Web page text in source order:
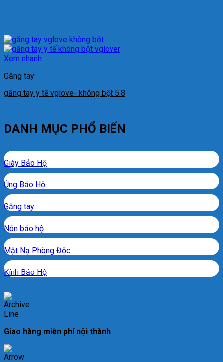
Xem nhanh
Găng tay
găng tay y tế vglove- không bột 5.8
DANH MỤC PHỔ BIẾN
Giày Bảo Hộ
Ủng Bảo Hộ
Găng tay
Nón bảo hộ
Mặt Nạ Phòng Độc
Kính Bảo Hộ
Giao hàng miễn phí nội thành